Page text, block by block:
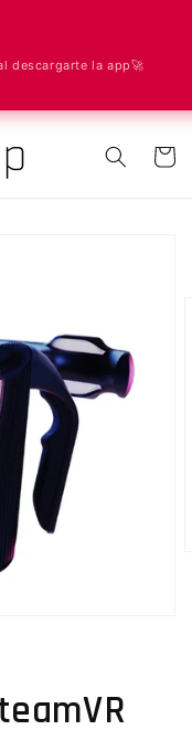
descargarte la app🚀
Carrito